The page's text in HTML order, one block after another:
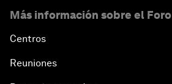
Más información sobre el Foro
Centros
Reuniones